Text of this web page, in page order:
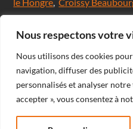
Nous respectons votre
Nous utilisons des cookies
navigation, diffuser des
personnalisés et analyser
accepter », vous consentez à
Chanteloup en brie,Saint
d'Europe,Coupvray ,
Comte, Meaux, Mareuil les
Roissy-En-Brie, Champs-